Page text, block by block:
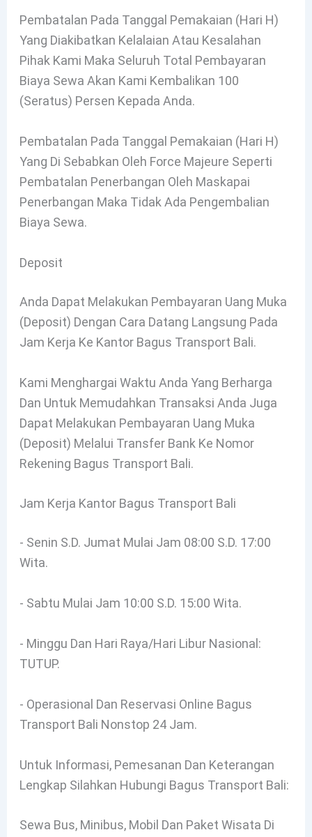
Pembatalan Pada Tanggal Pemakaian (hari H)
Yang Diakibatkan Kelalaian Atau Kesalahan
Pihak Kami Maka Seluruh Total Pembayaran
Biaya Sewa Akan Kami Kembalikan 100
(seratus) Persen Kepada Anda.
Pembatalan Pada Tanggal Pemakaian (hari H)
Yang Di Sebabkan Oleh Force Majeure Seperti
Pembatalan Penerbangan Oleh Maskapai
Penerbangan Maka Tidak Ada Pengembalian
Biaya Sewa.
Deposit
Anda Dapat Melakukan Pembayaran Uang Muka
(deposit) Dengan Cara Datang Langsung Pada
Jam Kerja Ke Kantor Bagus Transport Bali.
Kami Menghargai Waktu Anda Yang Berharga
Dan Untuk Memudahkan Transaksi Anda Juga
Dapat Melakukan Pembayaran Uang Muka
(deposit) Melalui Transfer Bank Ke Nomor
Rekening Bagus Transport Bali.
Jam Kerja Kantor Bagus Transport Bali
- Senin S.d. Jumat Mulai Jam 08:00 S.d. 17:00
Wita.
- Sabtu Mulai Jam 10:00 S.d. 15:00 Wita.
- Minggu Dan Hari Raya/Hari Libur Nasional:
TUTUP.
- Operasional Dan Reservasi Online Bagus
Transport Bali Nonstop 24 Jam.
Untuk Informasi, Pemesanan Dan Keterangan
Lengkap Silahkan Hubungi Bagus Transport Bali:
Sewa Bus, Minibus, Mobil Dan Paket Wisata Di